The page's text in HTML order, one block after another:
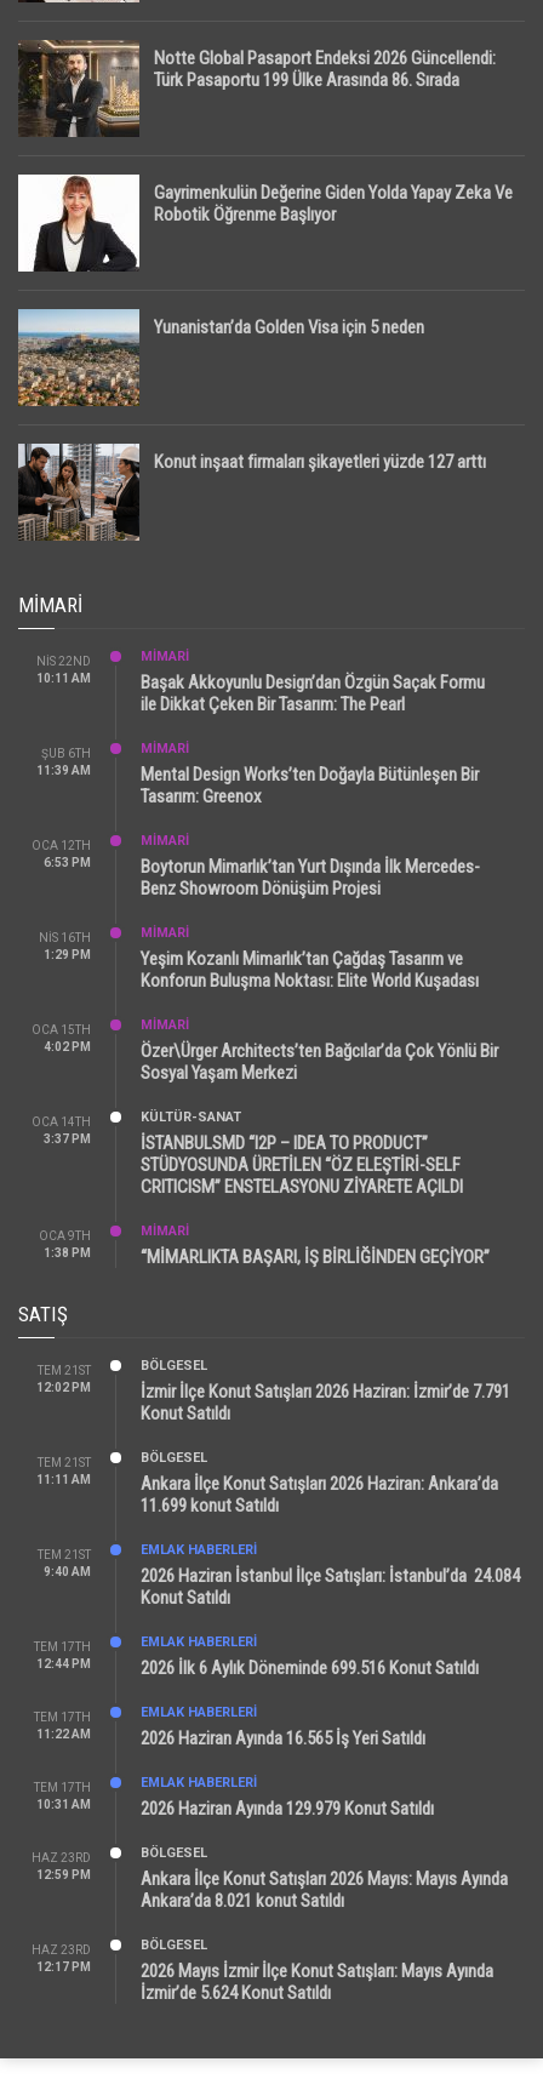
Notte Global Pasaport Endeksi 2026 Güncellendi:
Türk Pasaportu 199 Ülke Arasında 86. Sırada
Gayrimenkulün Değerine Giden Yolda Yapay Zeka Ve
Robotik Öğrenme Başlıyor
Yunanistan’da Golden Visa için 5 neden
Konut inşaat firmaları şikayetleri yüzde 127 arttı
MIMARI
NIS 22ND
10:11 AM
MİMARİ
Başak Akkoyunlu Design’dan Özgün Saçak Formu
ile Dikkat Çeken Bir Tasarım: The Pearl
ŞUB 6TH
11:39 AM
MİMARİ
Mental Design Works’ten Doğayla Bütünleşen Bir
Tasarım: Greenox
OCA 12TH
6:53 PM
MİMARİ
Boytorun Mimarlık’tan Yurt Dışında İlk Mercedes-
Benz Showroom Dönüşüm Projesi
NIS 16TH
1:29 PM
MİMARİ
Yeşim Kozanlı Mimarlık’tan Çağdaş Tasarım ve
Konforun Buluşma Noktası: Elite World Kuşadası
OCA 15TH
4:02 PM
MİMARİ
Özer\Ürger Architects’ten Bağcılar’da Çok Yönlü Bir
Sosyal Yaşam Merkezi
OCA 14TH
3:37 PM
KÜLTÜR-SANAT
İSTANBULSMD “I2P – IDEA TO PRODUCT”
STÜDYOSUNDA ÜRETİLEN “ÖZ ELEŞTİRİ-SELF
CRITICISM” ENSTELASYONU ZİYARETE AÇILDI
OCA 9TH
1:38 PM
MİMARİ
“MİMARLIKTA BAŞARI, İŞ BİRLİĞİNDEN GEÇİYOR”
SATIŞ
TEM 21ST
12:02 PM
BÖLGESEL
İzmir İlçe Konut Satışları 2026 Haziran: İzmir’de 7.791
Konut Satıldı
TEM 21ST
11:11 AM
BÖLGESEL
Ankara İlçe Konut Satışları 2026 Haziran: Ankara’da
11.699 konut Satıldı
TEM 21ST
9:40 AM
EMLAK HABERLERI
2026 Haziran İstanbul İlçe Satışları: İstanbul’da 24.084
Konut Satıldı
TEM 17TH
12:44 PM
EMLAK HABERLERI
2026 İlk 6 Aylık Döneminde 699.516 Konut Satıldı
TEM 17TH
11:22 AM
EMLAK HABERLERI
2026 Haziran Ayında 16.565 İş Yeri Satıldı
TEM 17TH
10:31 AM
EMLAK HABERLERI
2026 Haziran Ayında 129.979 Konut Satıldı
HAZ 23RD
12:59 PM
BÖLGESEL
Ankara İlçe Konut Satışları 2026 Mayıs: Mayıs Ayında
Ankara’da 8.021 konut Satıldı
HAZ 23RD
12:17 PM
BÖLGESEL
2026 Mayıs İzmir İlçe Konut Satışları: Mayıs Ayında
İzmir’de 5.624 Konut Satıldı